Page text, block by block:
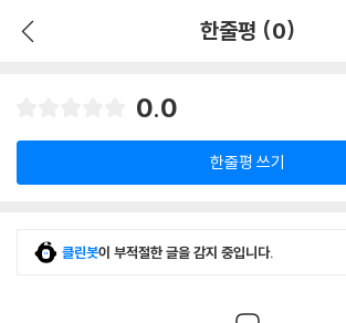
한줄평 (0)
0.0
한줄평 쓰기
클린봇이 부적절한 글을 감지 중입니다.